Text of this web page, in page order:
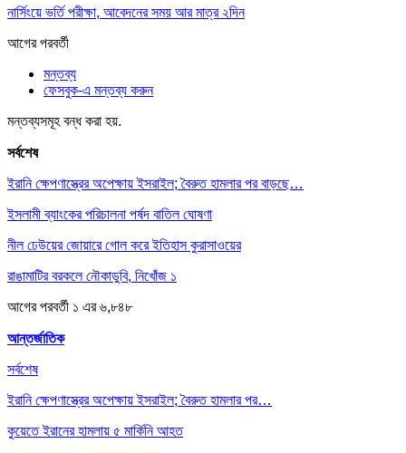
নার্সিংয়ে ভর্তি পরীক্ষা, আবেদনের সময় আর মাত্র ২দিন
আগেরপরবর্তী
মন্তব্য
ফেসবুক-এ মন্তব্য করুন
মন্তব্যসমূহ বন্ধ করা হয়.
সর্বশেষ
ইরানি ক্ষেপণাস্ত্রের অপেক্ষায় ইসরাইল; বৈরুত হামলার পর বাড়ছে…
ইসলামী ব্যাংকের পরিচালনা পর্ষদ বাতিল ঘোষণা
নীল ঢেউয়ের জোয়ারে গোল করে ইতিহাস কুরাসাওয়ের
রাঙামাটির বরকলে নৌকাডুবি, নিখোঁজ ১
আগেরপরবর্তী ১ এর ৬,৮৪৮
আন্তর্জাতিক
সর্বশেষ
ইরানি ক্ষেপণাস্ত্রের অপেক্ষায় ইসরাইল; বৈরুত হামলার পর…
কুয়েতে ইরানের হামলায় ৫ মার্কিনি আহত